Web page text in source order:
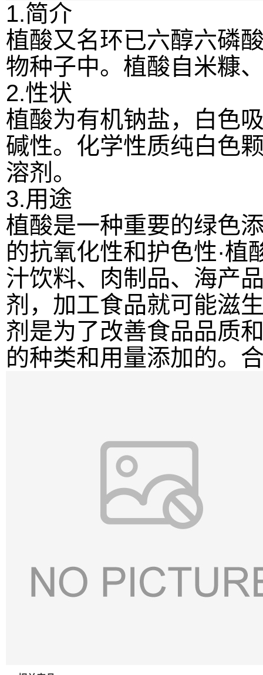
1.简介
植酸又名环已六醇六磷
物种子中。植酸自米糠
2.性状
植酸为有机钠盐，白色
碱性。化学性质纯白色
溶剂。
3.用途
植酸是一种重要的绿色
的抗氧化性和护色性·
汁饮料、肉制品、海产
剂，加工食品就可能滋
剂是为了改善食品品质
的种类和用量添加的。